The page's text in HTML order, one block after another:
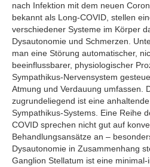
nach Infektion mit dem neuen
bekannt als Long-COVID, stellen
verschiedener Systeme im Körper
Dysautonomie und Schmerzen.
man eine Störung automatischer,
beeinflussbarer, physiologischer
Sympathikus-Nervensystem
Atmung und Verdauung umfassen.
zugrundeliegend ist eine
Sympathikus-Systems. Eine Reihe
COVID sprechen nicht gut auf
Behandlungsansätze an –
Dysautonomie in Zusammenhang
Ganglion Stellatum ist eine